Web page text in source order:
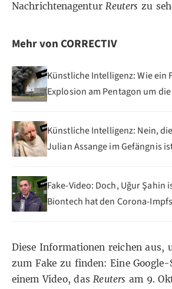
NachrichtenagenturReuters zu
Mehr von CORRECTIV
Künstliche Intelligenz: Wie ein
Explosion am Pentagon um
Künstliche Intelligenz: Nein,
Julian Assange im Gefängnis
Fake-Video: Doch, Uğur Şahin
Biontech hat den Corona-
Diese Informationen reichen aus,
zum Fake zu finden: EineGoogle-
einem Video, dasReuters am 9.